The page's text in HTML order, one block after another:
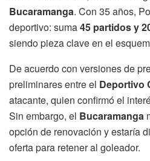
Bucaramanga. Con 35 años,
deportivo: suma45 partidos y
siendo pieza clave en el
De acuerdo con versiones de
preliminares entre el Deportivo
atacante, quien confirmó el
Sin embargo, el Bucaramanga
opción de renovación y estaría
oferta para retener al goleador.